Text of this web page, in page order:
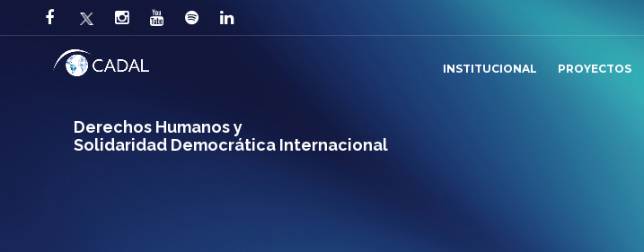
Derechos Humanos y
Solidaridad Democrática Internacional
INSTITUCIONAL PROYECTOS